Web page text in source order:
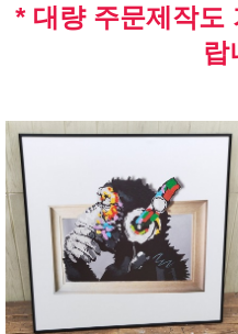
* 대량 주문제작도
랍